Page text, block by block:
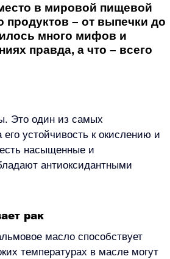
в мировой пищевой
– от выпечки до
много мифов и
правда, а что – всего
Это один из самых
устойчивость к окислению и
насыщенные и
антиоксидантными
рак
масло способствует
температурах в масле могут